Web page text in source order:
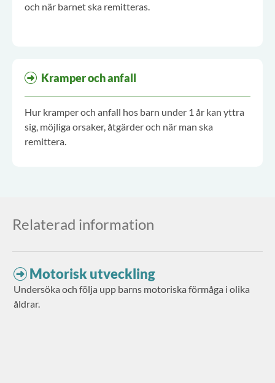
och när barnet ska remitteras.
Kramper och anfall
Hur kramper och anfall hos barn under 1 år kan yttra
sig, möjliga orsaker, åtgärder och när man ska
remittera.
Relaterad information
Motorisk utveckling
Undersöka och följa upp barns motoriska förmåga i olika
åldrar.